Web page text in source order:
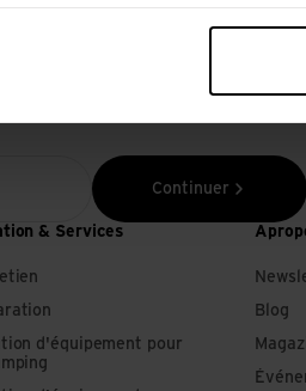
Continuer
& Services
d'équipement pour
Blog